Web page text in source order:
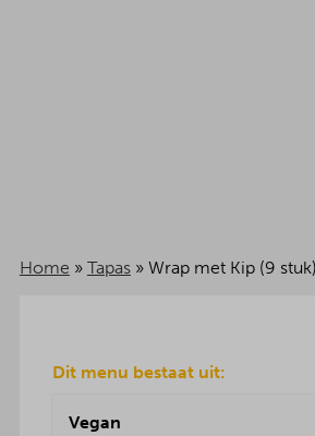
Home » Tapas» Wrap met Kip (9 stuk)
Dit menu bestaat uit:
Vegan